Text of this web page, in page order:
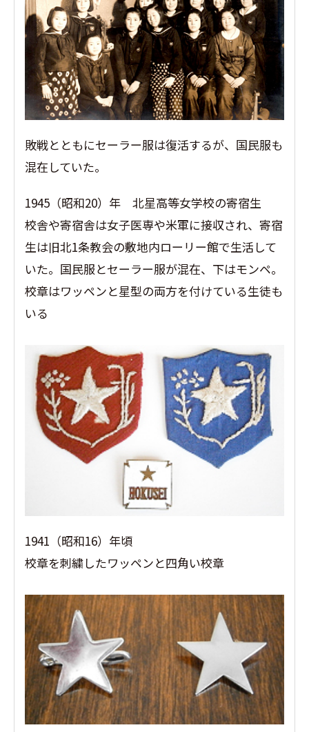
敗戦とともにセーラー服は復活するが、国民服も
混在していた。
1945（昭和20）年 北星高等女学校の寄宿生
校舎や寄宿舎は女子医専や米軍に接収され、寄宿
生は旧北1条教会の敷地内ローリー館で生活して
いた。国民服とセーラー服が混在、下はモンペ。
校章はワッペンと星型の両方を付けている生徒も
いる
1941（昭和16）年頃
校章を刺繍したワッペンと四角い校章